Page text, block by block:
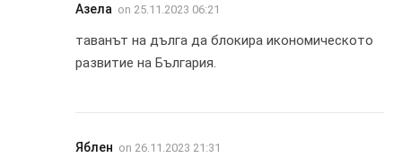
Азела on 25.11.2023 06:21
таванът на дълга да блокира икономическото
развитие на България.
Яблен on 26.11.2023 21:31